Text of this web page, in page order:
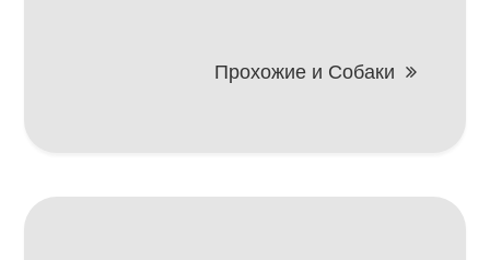
Прохожие и Собаки